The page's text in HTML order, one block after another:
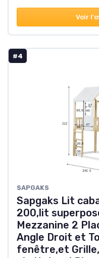
Voir
#4
SAPGAKS
Sapgaks Lit
200,lit
Mezzanine 2
Angle Droit et
fenêtre,et